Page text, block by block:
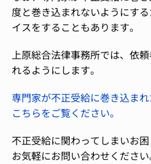
度と巻き込まれないようにす
イスをすることもあります。
上原総合法律事務所では、依
れるようにします。
専門家が不正受給に巻き込ま
こちらをご覧ください。
不正受給に関わってしまいお困
お気軽にお問い合わせください